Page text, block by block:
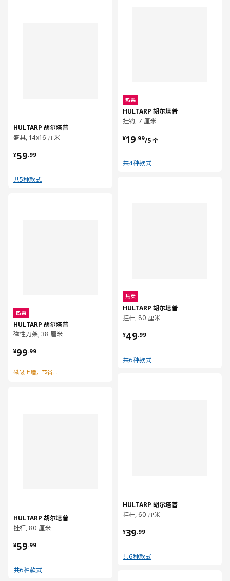
HULTARP 胡尔塔普
盛具, 14x16 厘米
¥59.99
¥ 59.99
共5种款式
热卖
HULTARP 胡尔塔普
磁性刀架, 38 厘米
¥99.99
¥ 99.99
磁吸上墙，节省空间
HULTARP 胡尔塔普
挂杆, 80 厘米
¥59.99
¥ 59.99
共6种款式
热卖
HULTARP 胡尔塔普
挂钩, 7 厘米
¥19.99/5 个
¥ 19.99/5 个
共4种款式
热卖
HULTARP 胡尔塔普
挂杆, 80 厘米
¥49.99
¥ 49.99
共6种款式
HULTARP 胡尔塔普
挂杆, 60 厘米
¥39.99
¥ 39.99
共6种款式